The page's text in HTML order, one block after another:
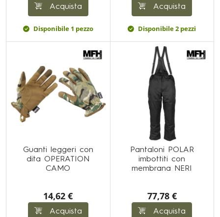
Acquista
Disponibile 1 pezzo
Acquista
Disponibile 2 pezzi
Guanti leggeri con
dita OPERATION
CAMO
14,62 €
Acquista
Pantaloni POLAR
imbottiti con
membrana NERI
77,78 €
Acquista